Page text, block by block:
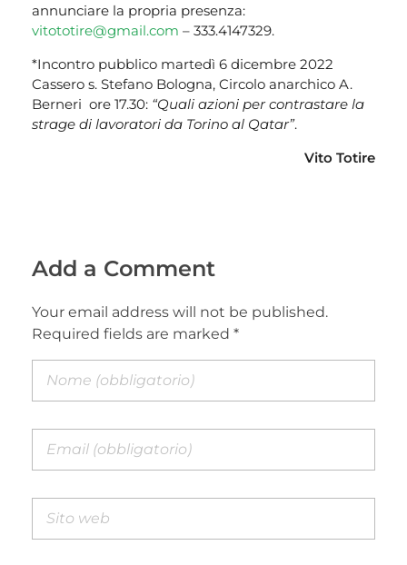
annunciare la propria presenza:
vitototire@gmail.com – 333.4147329.
*Incontro pubblico martedì 6 dicembre 2022
Cassero s. Stefano Bologna, Circolo anarchico A.
Berneri ore 17.30: “Quali azioni per contrastare la
strage di lavoratori da Torino al Qatar”.
Vito Totire
Add a Comment
Your email address will not be published.
Required fields are marked *